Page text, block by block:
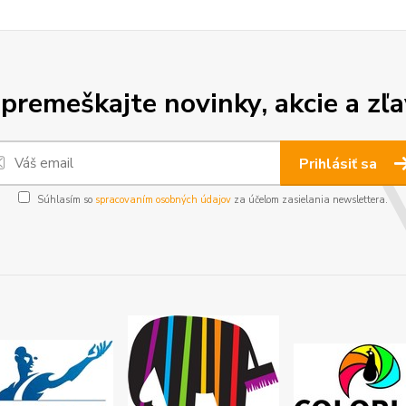
novinky, akcie a
Prihlásiť sa
Súhlasím so spracovaním osobných údajov za účelom zasielania newslettera.